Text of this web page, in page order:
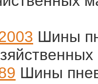
Шины
Шины